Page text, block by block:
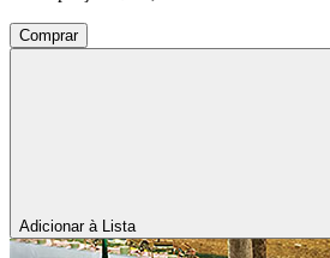
Comprar
Adicionar à Lista